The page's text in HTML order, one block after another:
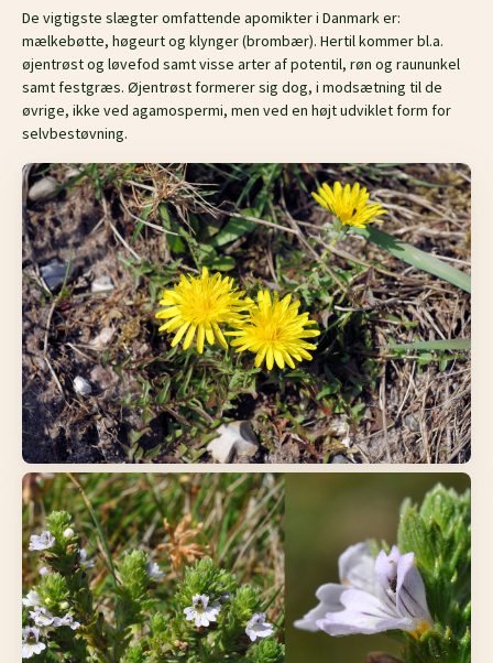
De vigtigste slægter omfattende apomikter i Danmark er:
mælkebøtte, høgeurt og klynger (brombær). Hertil kommer bl.a.
øjentrøst og løvefod samt visse arter af potentil, røn og raununkel
samt festgræs. Øjentrøst formerer sig dog, i modsætning til de
øvrige, ikke ved agamospermi, men ved en højt udviklet form for
selvbestøvning.